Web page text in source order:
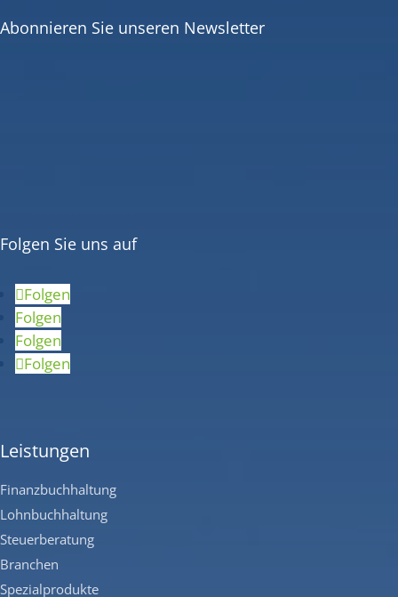
Abonnieren Sie unseren Newsletter
Folgen Sie uns auf
Folgen
Folgen
Folgen
Folgen
Leistungen
Finanzbuchhaltung
Lohnbuchhaltung
Steuerberatung
Branchen
Spezialprodukte